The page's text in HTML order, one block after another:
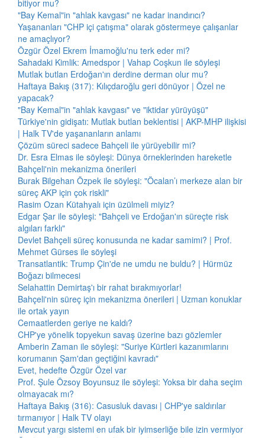
bitiyor mu?
"Bay Kemal"in "ahlak kavgası" ne kadar inandırıcı?
Yaşananları "CHP içi çatışma" olarak göstermeye çalışanlar
ne amaçlıyor?
Özgür Özel Ekrem İmamoğlu'nu terk eder mi?
Sahadaki Kimlik: Amedspor | Vahap Coşkun ile söyleşi
Mutlak butlan Erdoğan'ın derdine derman olur mu?
Haftaya Bakış (317): Kılıçdaroğlu geri dönüyor | Özel ne
yapacak?
"Bay Kemal"in "ahlak kavgası" ve "iktidar yürüyüşü"
Türkiye'nin gidişatı: Mutlak butlan beklentisi | AKP-MHP ilişkisi
| Halk TV'de yaşananların anlamı
Çözüm süreci sadece Bahçeli ile yürüyebilir mi?
Dr. Esra Elmas ile söyleşi: Dünya örneklerinden hareketle
Bahçeli'nin mekanizma önerileri
Burak Bilgehan Özpek ile söyleşi: "Öcalan’ı merkeze alan bir
süreç AKP için çok riskli"
Rasim Ozan Kütahyalı için üzülmeli miyiz?
Edgar Şar ile söyleşi: "Bahçeli ve Erdoğan'ın süreçte risk
algıları farklı"
Devlet Bahçeli süreç konusunda ne kadar samimi? | Prof.
Mehmet Gürses ile söyleşi
Transatlantik: Trump Çin'de ne umdu ne buldu? | Hürmüz
Boğazı bilmecesi
Selahattin Demirtaş'ı bir rahat bırakmıyorlar!
Bahçeli'nin süreç için mekanizma önerileri | Uzman konuklar
ile ortak yayın
Cemaatlerden geriye ne kaldı?
CHP'ye yönelik topyekun savaş üzerine bazı gözlemler
Amberin Zaman ile söyleşi: "Suriye Kürtleri kazanımlarını
korumanın Şam'dan geçtiğini kavradı"
Evet, hedefte Özgür Özel var
Prof. Şule Özsoy Boyunsuz ile söyleşi: Yoksa bir daha seçim
olmayacak mı?
Haftaya Bakış (316): Casusluk davası | CHP'ye saldırılar
tırmanıyor | Halk TV olayı
Mevcut yargı sistemi en ufak bir iyimserliğe bile izin vermiyor